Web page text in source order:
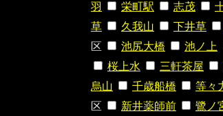
羽
栄町駅 志茂
草
久我山 下井草
区
池尻大橋 池ノ上
桜上水
三軒茶屋
烏山
千歳船橋 等々
区
新井薬師前 鷺ノ